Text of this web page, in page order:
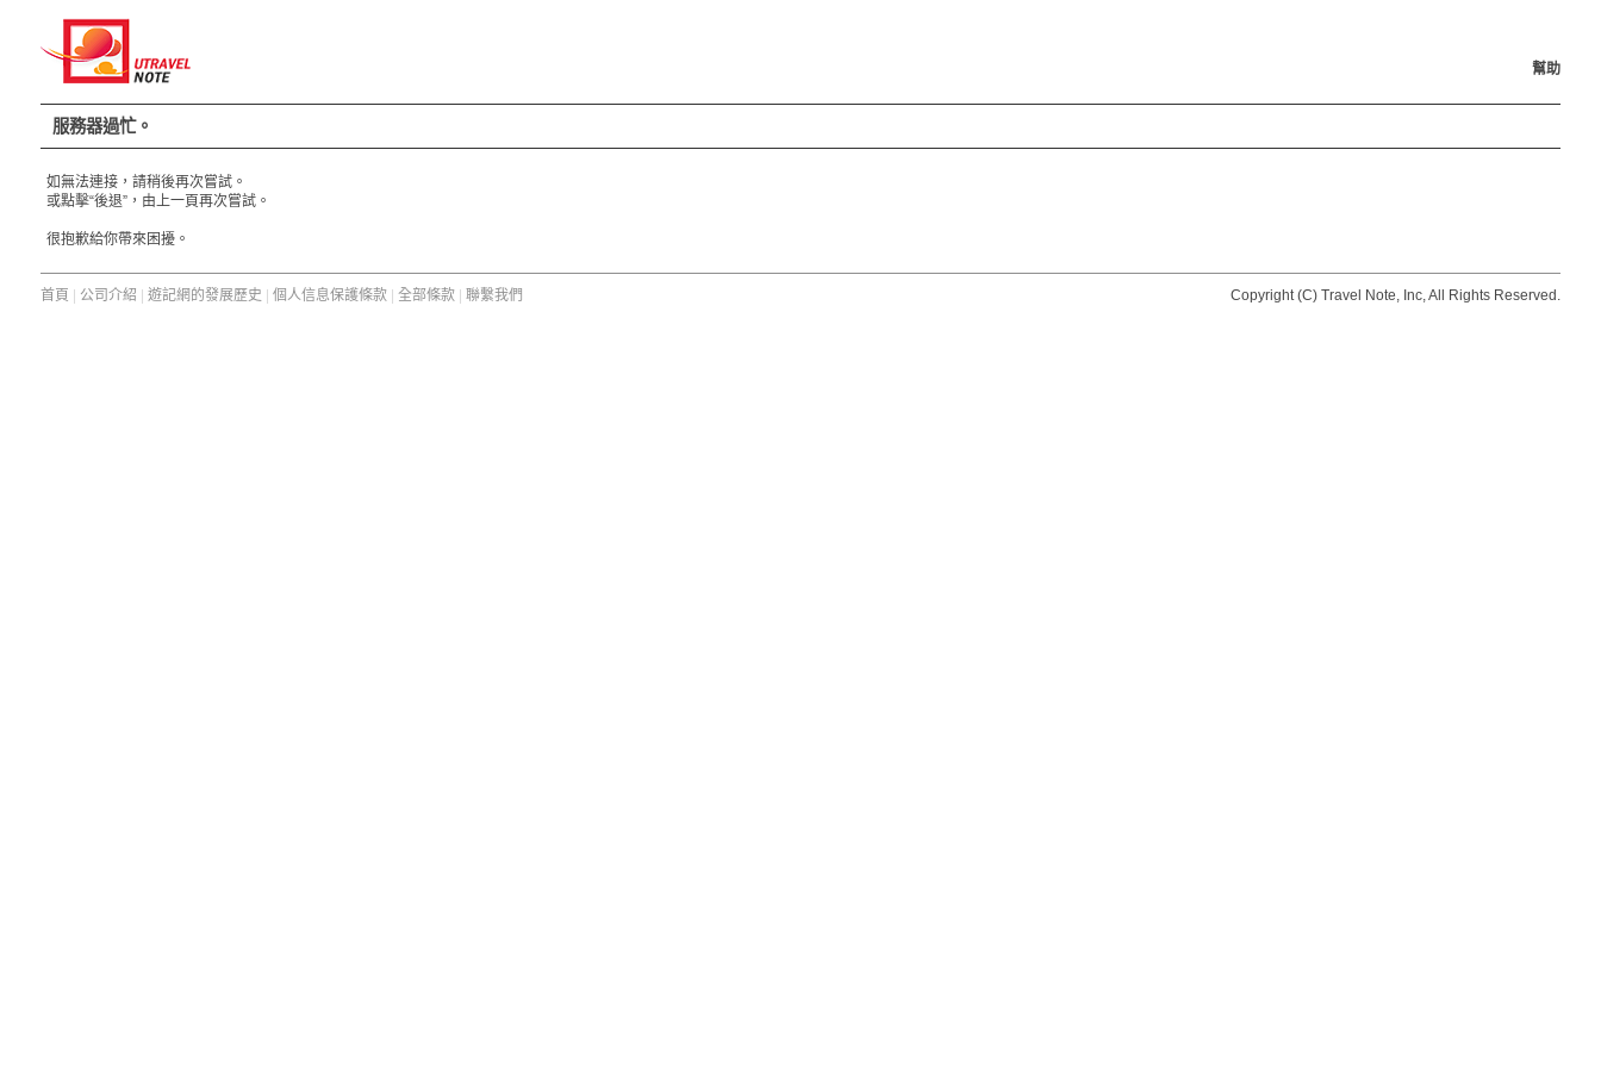
幫助
服務器過忙。
如無法連接，請稍後再次嘗試。
或點擊“後退”，由上一頁再次嘗試。
很抱歉給你帶來困擾。
首頁 公司介紹 遊記網的發展歷史 個人信息保護條款| 全部條款| 聯繫我們 Copyright (C) Travel Note, Inc, All Rights Reserved.